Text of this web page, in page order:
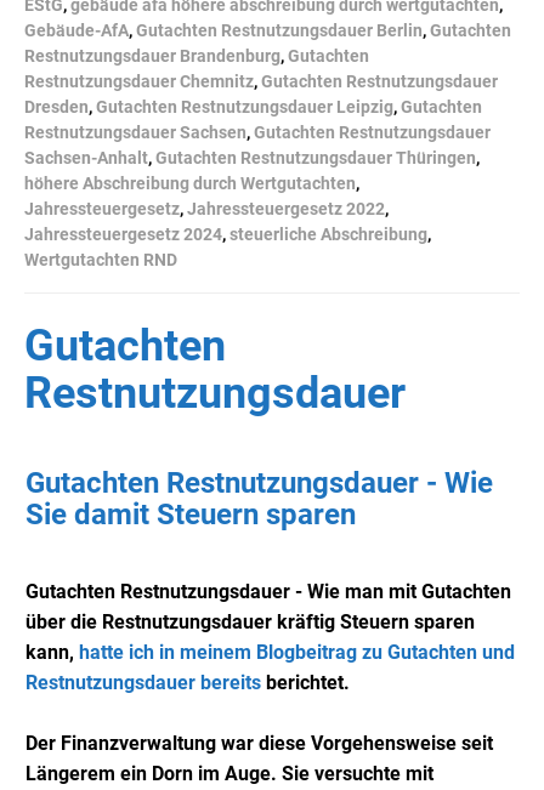
EStG,gebäude afa höhere abschreibung durch wertgutachten,
Gebäude-AfA,Gutachten Restnutzungsdauer Berlin,Gutachten
Restnutzungsdauer Brandenburg,Gutachten
Restnutzungsdauer Chemnitz,Gutachten Restnutzungsdauer
Dresden,Gutachten Restnutzungsdauer Leipzig,Gutachten
Restnutzungsdauer Sachsen,Gutachten Restnutzungsdauer
Sachsen-Anhalt,Gutachten Restnutzungsdauer Thüringen,
höhere Abschreibung durch Wertgutachten,
Jahressteuergesetz,Jahressteuergesetz 2022,
Jahressteuergesetz 2024,steuerliche Abschreibung,
Wertgutachten RND
Gutachten
Restnutzungsdauer
Gutachten Restnutzungsdauer - Wie
Sie damit Steuern sparen
Gutachten Restnutzungsdauer - Wie man mit Gutachten
über die Restnutzungsdauer kräftig Steuern sparen
kann, hatte ich in meinem Blogbeitrag zu Gutachten und
Restnutzungsdauer bereits berichtet.
Der Finanzverwaltung war diese Vorgehensweise seit
Längerem ein Dorn im Auge. Sie versuchte mit